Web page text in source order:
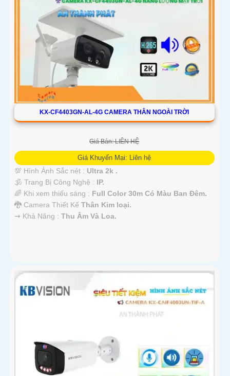
KX-CF4403GN-AL-4G CAMERA THÂN NGOÀI TRỜI
Giá Bán: LIÊN HỆ
Giá Khuyến Mại: Liên hệ
💯 Hình Ảnh Sắc nét : Ultra 2k .
🕉️ Trang Bị Công Nghệ : IP.
🌈 Khi xem thiếu sáng : Full Color 30m Có Màu Ban Ðêm.
🐉️ Camera Thiết Kế Thân Kim loại.
️⇝ Khả Năng : Thu Âm Và Loa.